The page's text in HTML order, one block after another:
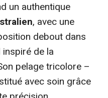
un authentique
, avec une
debout dans
inspiré de la
pelage tricolore –
avec soin grâce